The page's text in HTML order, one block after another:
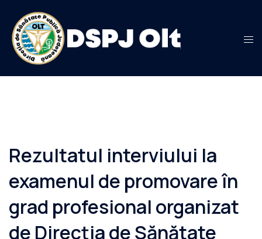
conținut
Rezultatul interviului la
examenul de promovare în
grad profesional organizat
de Direcția de Sănătate